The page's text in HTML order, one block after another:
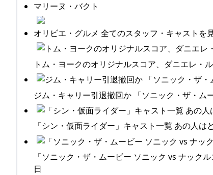
マリーヌ・バクト
オリビエ・グルメ 全てのスタッフ・キャストを
トム・ヨークのオリジナルスコア、ダニエレ
ジム・キャリー引退撤回か 「ソニック・ザ・ム
「シン・仮面ライダー」キャスト一覧 あの人
「ソニック・ザ・ムービー ソニック vs ナック
日